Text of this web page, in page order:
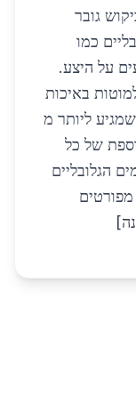
גובר
כמו
על היצע.
למוטות באיכות
ליותר מ
של כל
הגלובליים
מפורטים